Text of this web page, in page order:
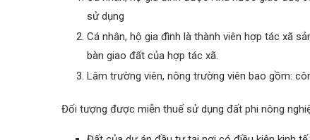
sử dụng
Cá nhân, hộ gia đình là thành viên hợp tác xã
bàn giao đất của hợp tác xã.
Lâm trường viên, nông trường viên bao gồm:
Đối tượng được miễn thuế sử dụng đất phi nông